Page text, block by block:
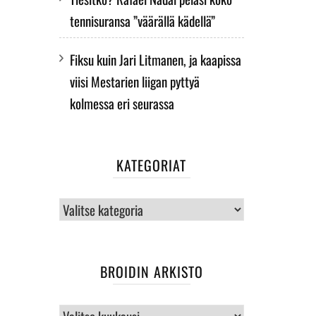
tennisuransa ”väärällä kädellä”
Fiksu kuin Jari Litmanen, ja kaapissa
viisi Mestarien liigan pyttyä
kolmessa eri seurassa
KATEGORIAT
Kategoriat
BROIDIN ARKISTO